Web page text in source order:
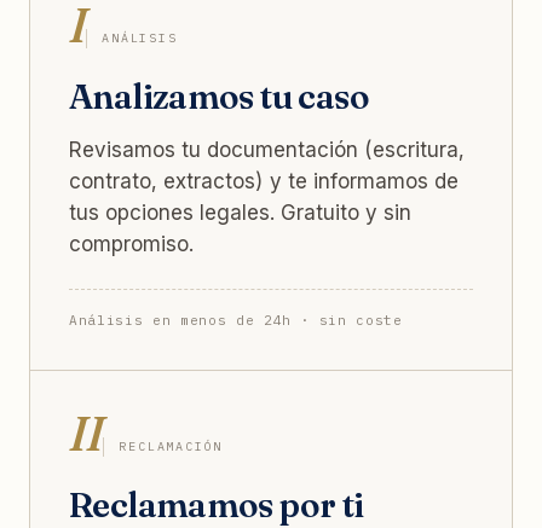
I ANÁLISIS
Analizamos tu caso
Revisamos tu documentación (escritura,
contrato, extractos) y te informamos de
tus opciones legales. Gratuito y sin
compromiso.
Análisis en menos de 24h · sin coste
II RECLAMACIÓN
Reclamamos por ti